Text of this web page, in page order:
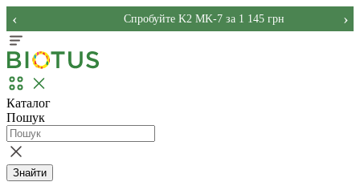
Спробуйте K2 MK-7 за 1 145 грн
‹ ›
Каталог
Пошук
Знайти